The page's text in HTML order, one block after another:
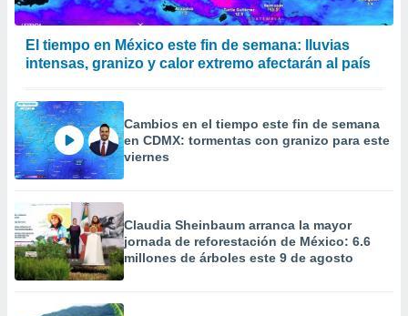
El tiempo en México este fin de semana: lluvias
intensas, granizo y calor extremo afectarán al país
Cambios en el tiempo este fin de semana
en CDMX: tormentas con granizo para este
viernes
Claudia Sheinbaum arranca la mayor
jornada de reforestación de México: 6.6
millones de árboles este 9 de agosto